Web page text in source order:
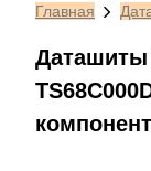
Главная
Даташиты